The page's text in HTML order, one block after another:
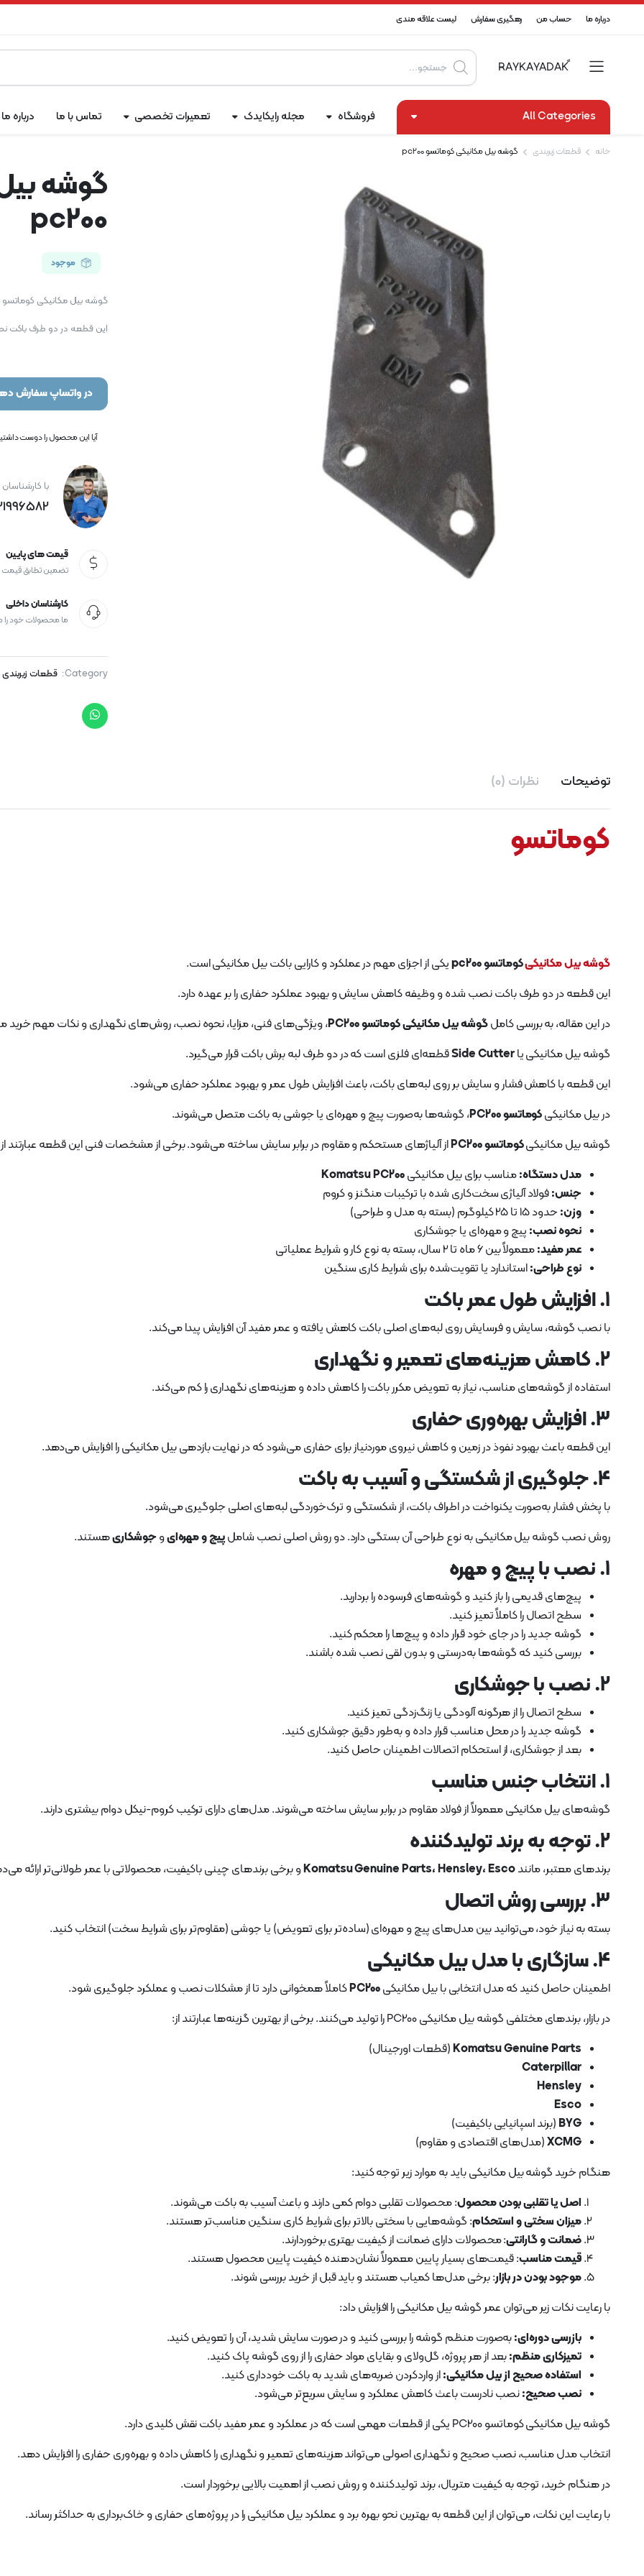
درباره ما حساب من رهگیری سفارش لیست علاقه مندی
Products
search
All Categories فروشگاه مجله رایکایدک تعمیرات تخصصی تماس با ما درباره ما
خانه قطعات زیربندی گوشه بیل مکانیکی کوماتسو pc200
گوشه
pc200
موجود
گوشه بیل مکانیکی کوماتسو pc200 یکی از اجزای مهم در عملکرد و کارایی باکت بیل مکانیکی است.
این قطعه در دو طرف باکت
در واتساپ سفارش
آیا این محصول را دوست
با
قیمت های پایین
تضمین تطابق قیمت
کارشناسان داخلی
ما محصولات خود
Category: قطعات زیربندی
توضیحات نظرات (0)
کوماتسو
گوشه بیل مکانیکیکوماتسو pc200
یکی از اجزای مهم در عملکرد و کارایی باکت بیل مکانیکی است.
این قطعه در دو طرف باکت نصب شده و وظیفه کاهش سایش و بهبود عملکرد حفاری را بر عهده دارد.
در این مقاله، به بررسی کاملگوشه بیل مکانیکی کوماتسو PC200
، ویژگی‌های فنی، مزایا، نحوه نصب، روش‌های نگهداری و نکات مهم خرید
گوشه بیل مکانیکی یاSide Cutterقطعه‌ای فلزی است که در دو طرف لبه برش باکت قرار می‌گیرد.
این قطعه با کاهش فشار و سایش بر روی لبه‌های باکت، باعث افزایش طول عمر و بهبود عملکرد حفاری می‌شود.
در بیل مکانیکیکوماتسو PC200
، گوشه‌ها به‌صورت پیچ و مهره‌ای یا جوشی به باکت متصل می‌شوند.
گوشه بیل مکانیکیکوماتسو PC200
از آلیاژهای مستحکم و مقاوم در برابر سایش ساخته می‌شود. برخی از مشخصات فنی این قطعه عبارتند
مدل دستگاه:مناسب برای بیل مکانیکیKomatsu PC200
جنس:فولاد آلیاژی سخت‌کاری شده با ترکیبات منگنز و کروم
وزن:حدود 15 تا 25 کیلوگرم (بسته به مدل و طراحی)
نحوه نصب: پیچ و مهره‌ای یا جوشکاری
عمر مفید:معمولاً بین 6 ماه تا 2 سال، بسته به نوع کار و شرایط عملیاتی
نوع طراحی:استاندارد یا تقویت‌شده برای شرایط کاری سنگین
1. افزایش طول عمر باکت
با نصب گوشه، سایش و فرسایش روی لبه‌های اصلی باکت کاهش یافته و عمر مفید آن افزایش پیدا می‌کند.
2. کاهش هزینه‌های تعمیر و نگهداری
استفاده از گوشه‌های مناسب، نیاز به تعویض مکرر باکت را کاهش داده و هزینه‌های نگهداری را کم می‌کند.
3. افزایش بهره‌وری حفاری
این قطعه باعث بهبود نفوذ در زمین و کاهش نیروی موردنیاز برای حفاری می‌شود که در نهایت بازدهی بیل مکانیکی را افزایش می‌دهد.
4. جلوگیری از شکستگی و آسیب به باکت
با پخش فشار به‌صورت یکنواخت در اطراف باکت، از شکستگی و ترک‌خوردگی لبه‌های اصلی جلوگیری می‌شود.
روش نصب گوشه بیل مکانیکی به نوع طراحی آن بستگی دارد. دو روش اصلی نصب شاملپیچ و مهره‌ایو جوشکاریهستند.
1. نصب با پیچ و مهره
پیچ‌های قدیمی را باز کنید و گوشه‌های فرسوده را بردارید.
سطح اتصال را کاملاً تمیز کنید.
گوشه جدید را در جای خود قرار داده و پیچ‌ها را محکم کنید.
بررسی کنید که گوشه‌ها به‌درستی و بدون لقی نصب شده باشند.
2. نصب با جوشکاری
سطح اتصال را از هرگونه آلودگی یا زنگ‌زدگی تمیز کنید.
گوشه جدید را در محل مناسب قرار داده و به‌طور دقیق جوشکاری کنید.
بعد از جوشکاری، از استحکام اتصالات اطمینان حاصل کنید.
1. انتخاب جنس مناسب
گوشه‌های بیل مکانیکی معمولاً از فولاد مقاوم در برابر سایش ساخته می‌شوند. مدل‌های دارای ترکیب کروم-نیکل دوام بیشتری دارند.
2. توجه به برند تولیدکننده
برندهای معتبر، مانندKomatsu Genuine Parts، Hensley، Escoو برخی برندهای چینی باکیفیت، محصولاتی با عمر طولانی‌تر ارائه
3. بررسی روش اتصال
بسته به نیاز خود، می‌توانید بین مدل‌های پیچ و مهره‌ای (ساده‌تر برای تعویض) یا جوشی (مقاوم‌تر برای شرایط سخت) انتخاب کنید.
4. سازگاری با مدل بیل مکانیکی
اطمینان حاصل کنید که مدل انتخابی با بیل مکانیکیPC200کاملاً همخوانی دارد تا از مشکلات نصب و عملکرد جلوگیری شود.
در بازار، برندهای مختلفی گوشه بیل مکانیکی PC200 را تولید می‌کنند. برخی از بهترین گزینه‌ها عبارتند از:
Komatsu Genuine Parts(قطعات اورجینال)
Caterpillar
Hensley
Esco
BYG (برند اسپانیایی باکیفیت)
XCMG(مدل‌های اقتصادی و مقاوم)
هنگام خرید گوشه بیل مکانیکی باید به موارد زیر توجه کنید:
اصل یا تقلبی بودن محصول: محصولات تقلبی دوام کمی دارند و باعث آسیب به باکت می‌شوند.
میزان سختی و استحکام: گوشه‌هایی با سختی بالاتر برای شرایط کاری سنگین مناسب‌تر هستند.
ضمانت و گارانتی: محصولات دارای ضمانت از کیفیت بهتری برخوردارند.
قیمت مناسب: قیمت‌های بسیار پایین معمولاً نشان‌دهنده کیفیت پایین محصول هستند.
موجود بودن در بازار: برخی مدل‌ها کمیاب هستند و باید قبل از خرید بررسی شوند.
با رعایت نکات زیر می‌توان عمر گوشه بیل مکانیکی را افزایش داد:
بازرسی دوره‌ای:به‌صورت منظم گوشه را بررسی کنید و در صورت سایش شدید، آن را تعویض کنید.
تمیزکاری منظم:بعد از هر پروژه، گل‌ولای و بقایای مواد حفاری را از روی گوشه پاک کنید.
استفاده صحیح از بیل مکانیکی:از واردکردن ضربه‌های شدید به باکت خودداری کنید.
نصب صحیح:نصب نادرست باعث کاهش عملکرد و سایش سریع‌تر می‌شود.
گوشه بیل مکانیکی کوماتسو PC200 یکی از قطعات مهمی است که در عملکرد و عمر مفید باکت نقش کلیدی دارد.
انتخاب مدل مناسب، نصب صحیح و نگهداری اصولی می‌تواند هزینه‌های تعمیر و نگهداری را کاهش داده و بهره‌وری حفاری را افزایش دهد.
در هنگام خرید، توجه به کیفیت متریال، برند تولیدکننده و روش نصب از اهمیت بالایی برخوردار است.
با رعایت این نکات، می‌توان از این قطعه به بهترین نحو بهره برد و عملکرد بیل مکانیکی را در پروژه‌های حفاری و خاک‌برداری به حداکثر رساند.